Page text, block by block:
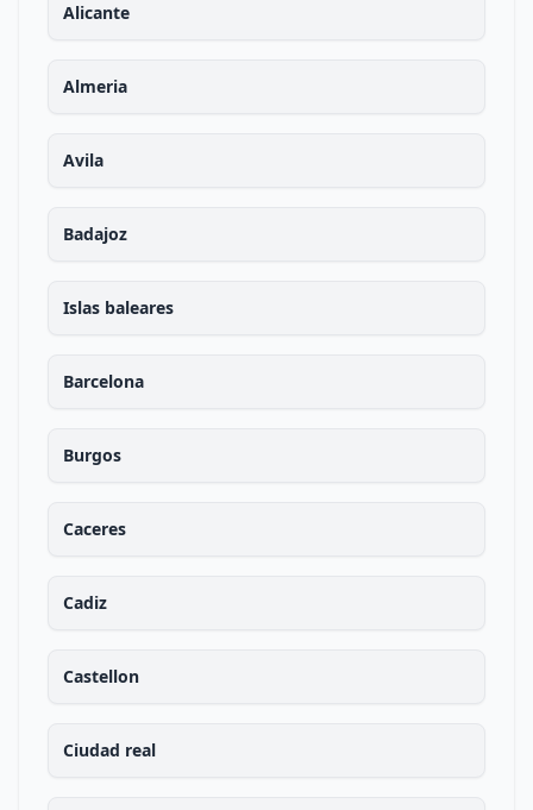
Alicante
Almeria
Avila
Badajoz
Islas baleares
Barcelona
Burgos
Caceres
Cadiz
Castellon
Ciudad real